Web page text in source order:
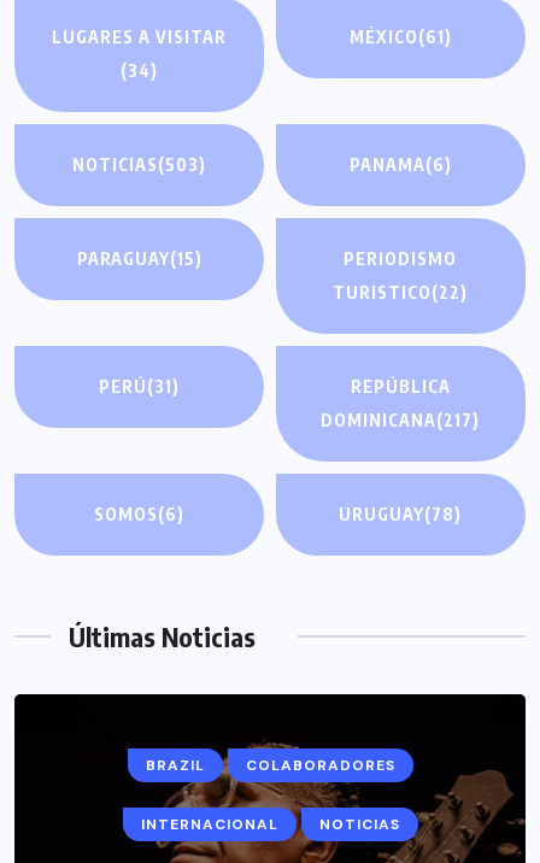
LUGARES A VISITAR
(34)
MÉXICO(61)
NOTICIAS(503) PANAMA(6)
PARAGUAY(15)
PERIODISMO
TURISTICO(22)
PERÚ(31)
REPÚBLICA
DOMINICANA(217)
SOMOS(6) URUGUAY(78)
Últimas Noticias
BRAZIL COLABORADORES
INTERNACIONAL NOTICIAS